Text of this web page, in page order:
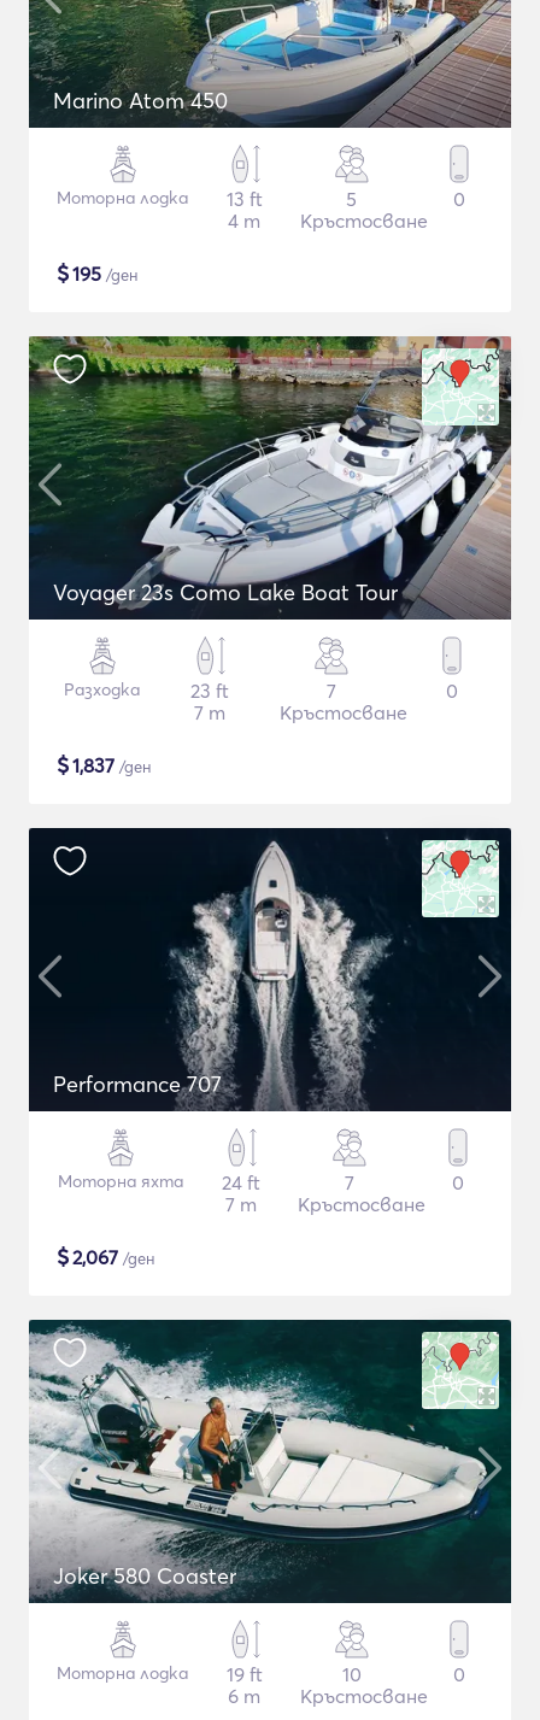
Marino Atom 450
Моторна лодка
13 ft
4 m
5
Кръстосване
0
$195 /ден
Voyager 23s Como Lake Boat Tour
Разходка
23 ft
7 m
7
Кръстосване
0
$1,837 /ден
Performance 707
Моторна яхта
24 ft
7 m
7
Кръстосване
0
$2,067 /ден
Joker 580 Coaster
Моторна лодка
19 ft
6 m
10
Кръстосване
0